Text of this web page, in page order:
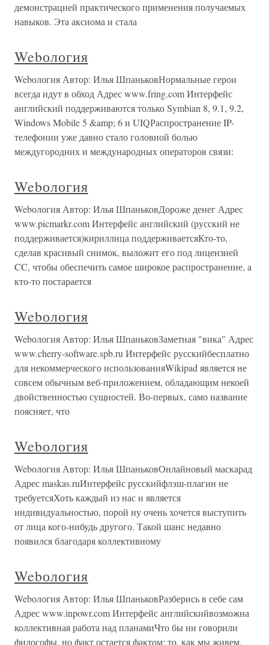
демонстрацией практического применения получаемых
навыков. Эта аксиома и стала
Webология
Webология Автор: Илья ШпаньковНормальные герои
всегда идут в обход Адрес www.fring.com Интерфейс
английский поддерживаются только Symbian 8, 9.1, 9.2,
Windows Mobile 5 &amp; 6 и UIQРаспространение IP-
телефонии уже давно стало головной болью
междугородних и международных операторов связи:
Webология
Webология Автор: Илья ШпаньковДороже денег Адрес
www.picmarkr.com Интерфейс английский (русский не
поддерживается)кириллица поддерживаетсяКто-то,
сделав красивый снимок, выложит его под лицензией
CC, чтобы обеспечить самое широкое распространение, а
кто-то постарается
Webология
Webология Автор: Илья ШпаньковЗаметная "вика" Адрес
www.cherry-software.spb.ru Интерфейс русскийбесплатно
для некоммерческого использованияWikipad является не
совсем обычным веб-приложением, обладающим некоей
двойственностью сущностей. Во-первых, само название
поясняет, что
Webология
Webология Автор: Илья ШпаньковОнлайновый маскарад
Адрес maskas.ruИнтерфейс русскийфлэш-плагин не
требуетсяХоть каждый из нас и является
индивидуальностью, порой ну очень хочется выступить
от лица кого-нибудь другого. Такой шанс недавно
появился благодаря коллективному
Webология
Webология Автор: Илья ШпаньковРазберись в себе сам
Адрес www.inpowr.com Интерфейс английскийвозможна
коллективная работа над планамиЧто бы ни говорили
философы, но факт остается фактом: то, как мы живем,